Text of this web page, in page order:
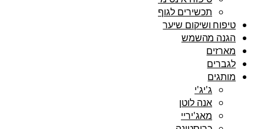
תכשירים לגוף
טיפוח ושיקום שיער
הגנה מהשמש
מארזים
לגברים
מותגים
ג'יג'י
אנה לוטן
מאג'יריי